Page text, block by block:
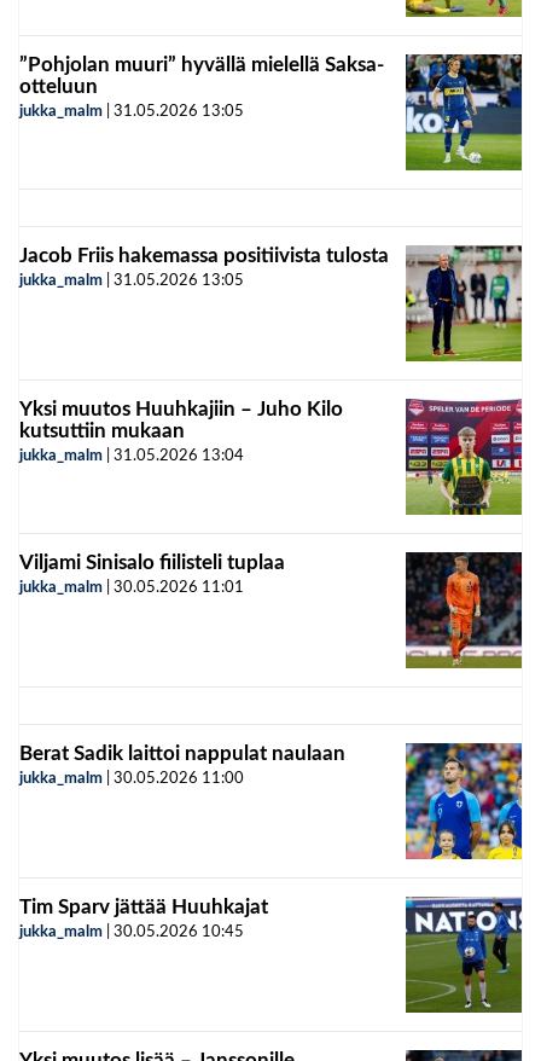
”Pohjolan muuri” hyvällä mielellä Saksa-
otteluun
jukka_malm 31.05.2026 13:05
Jacob Friis hakemassa positiivista tulosta
jukka_malm 31.05.2026 13:05
Yksi muutos Huuhkajiin – Juho Kilo
kutsuttiin mukaan
jukka_malm 31.05.2026 13:04
Viljami Sinisalo fiilisteli tuplaa
jukka_malm 30.05.2026 11:01
Berat Sadik laittoi nappulat naulaan
jukka_malm 30.05.2026 11:00
Tim Sparv jättää Huuhkajat
jukka_malm 30.05.2026 10:45